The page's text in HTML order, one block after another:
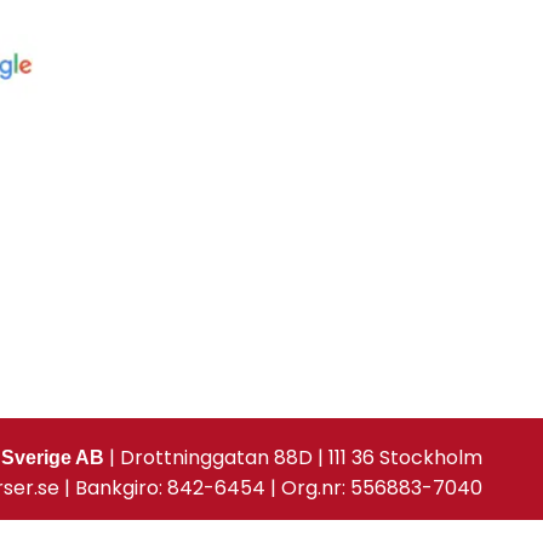
AB | Drottninggatan 88D | 111 36 Stockholm
| Bankgiro: 842-6454 | Org.nr: 556883-7040